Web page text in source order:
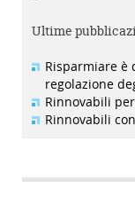
Ultime
Risparmiare è
regolazione
Rinnovabili
Rinnovabili